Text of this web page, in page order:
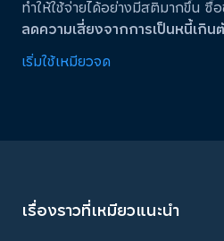
ทำให้ใช้จ่ายได้อย่างมีสติมากขึ้น ซื้
ลดความเสี่ยงจากการเป็นหนี้เกิน
เริ่มใช้เหมียวจด
เรื่องราวที่เหมียวแนะนำ